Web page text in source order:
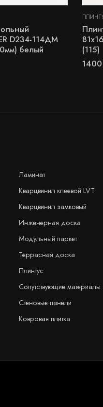
D234-114ДМ
белый
(115)
Ламинат
Кварцвинил клеевой LVT
Кварцвинил замковый
Инженерная доска
Модульный паркет
Террасная доска
Плинтус
Сопутствующие материалы
Стеновые панели
Ковровая плитка